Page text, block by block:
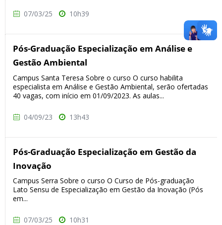
07/03/25 10h39
Pós-Graduação Especialização em Análise e
Gestão Ambiental
Campus Santa Teresa Sobre o curso O curso habilita
especialista em Análise e Gestão Ambiental, serão ofertadas
40 vagas, com início em 01/09/2023. As aulas...
04/09/23 13h43
Pós-Graduação Especialização em Gestão da
Inovação
Campus Serra Sobre o curso O Curso de Pós-graduação
Lato Sensu de Especialização em Gestão da Inovação (Pós
em...
07/03/25 10h31